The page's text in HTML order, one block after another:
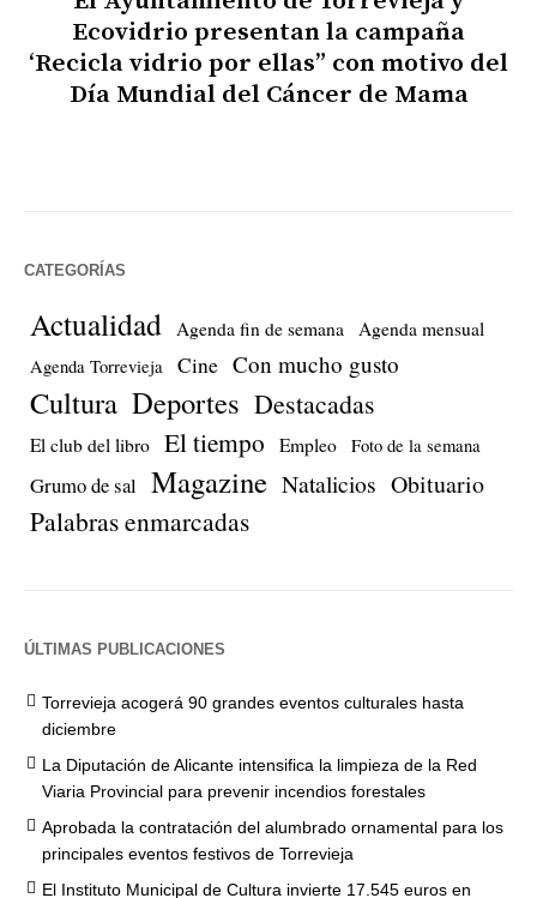
Ecovidrio presentan la campaña
‘Recicla vidrio por ellas” con motivo del
Día Mundial del Cáncer de Mama
CATEGORÍAS
Actualidad Agenda fin de semana Agenda mensual
Agenda Torrevieja Cine Con mucho gusto
Cultura Deportes Destacadas
El club del libro El tiempo Empleo Foto de la semana
Grumo de sal Magazine Natalicios Obituario
Palabras enmarcadas
ÚLTIMAS PUBLICACIONES
Torrevieja acogerá 90 grandes eventos culturales hasta
diciembre
La Diputación de Alicante intensifica la limpieza de la Red
Viaria Provincial para prevenir incendios forestales
Aprobada la contratación del alumbrado ornamental para los
principales eventos festivos de Torrevieja
El Instituto Municipal de Cultura invierte 17.545 euros en